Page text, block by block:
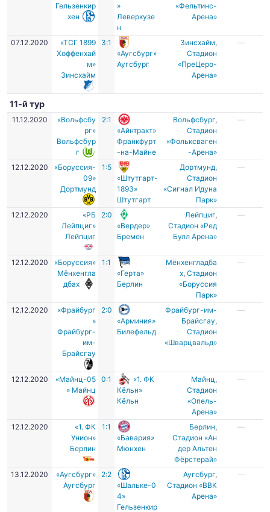
Гельзенкир
хен
»
Леверкузе
н
«Фельтинс-
Арена»
07.12.2020
«ТСГ 1899
Хоффенхай
м»
Зинсхайм
3:1
«Аугсбург»
Аугсбург
Зинсхайм,
Стадион
«ПреЦеро-
Арена»
—
11-й тур
11.12.2020
«Вольфсбу
рг»
Вольфсбур
г
2:1
«Айнтрахт»
Франкфурт
-на-Майне
Вольфсбург,
Стадион
«Фольксваген
-Арена»
—
12.12.2020
«Боруссия-
09»
Дортмунд
1:5
«Штутгарт-
1893»
Штутгарт
Дортмунд,
Стадион
«Сигнал Идуна
Парк»
—
12.12.2020
«РБ
Лейпциг»
Лейпциг
2:0
«Вердер»
Бремен
Лейпциг,
Стадион «Ред
Булл Арена»
—
12.12.2020
«Боруссия»
Мёнхенгла
дбах
1:1
«Герта»
Берлин
Мёнхенгладба
х,Стадион
«Боруссия
Парк»
—
12.12.2020
«Фрайбург
»
Фрайбург-
им-
Брайсгау
2:0
«Арминия»
Билефельд
Фрайбург-им-
Брайсгау,
Стадион
«Шварцвальд»
—
12.12.2020
«Майнц-05
» Майнц
0:1
«1. ФК
Кёльн»
Кёльн
Майнц ,
Стадион
«Опель-
Арена»
—
12.12.2020
«1. ФК
Унион»
Берлин
1:1
«Бавария»
Мюнхен
Берлин,
Стадион «Ан
дер Альтен
Фёрстерай»
—
13.12.2020
«Аугсбург»
Аугсбург
2:2
«Шальке-0
4»
Гельзенкир
Аугсбург,
Стадион «ВВК
Арена»
—